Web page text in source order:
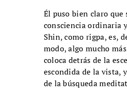
Él puso bien claro que
consciencia ordinaria
Shin, como rigpa, es,
modo, algo mucho
coloca detrás de la
escondida de la vista,
de la búsqueda